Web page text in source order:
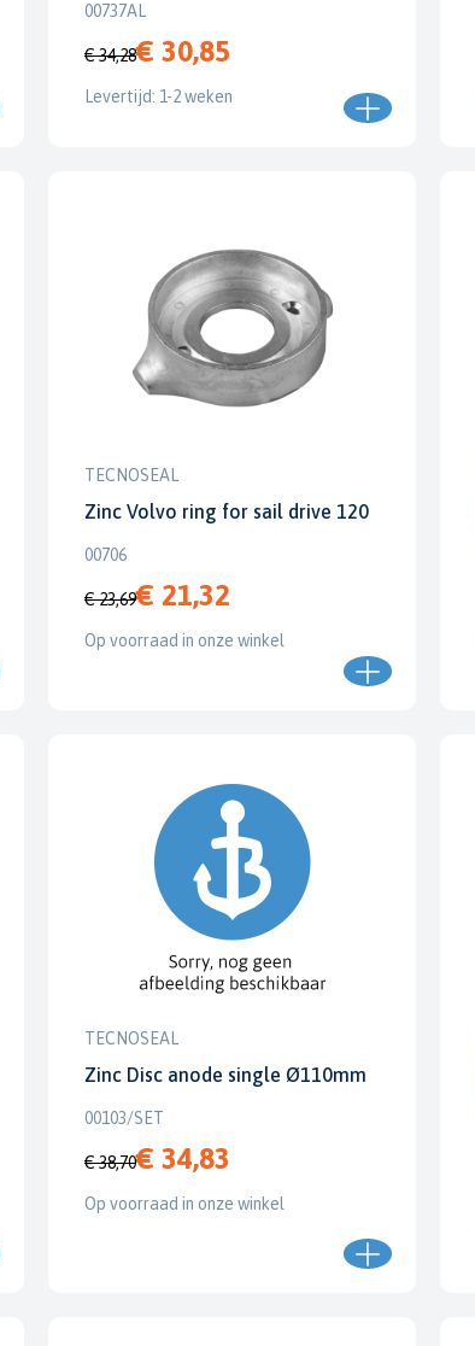
00737AL
€ 34,28€ 30,85
Levertijd: 1-2 weken
TECNOSEAL
Zinc Volvo ring for sail drive 120
00706
€ 23,69€ 21,32
Op voorraad in onze winkel
TECNOSEAL
Zinc Disc anode single Ø110mm
00103/SET
€ 38,70€ 34,83
Op voorraad in onze winkel